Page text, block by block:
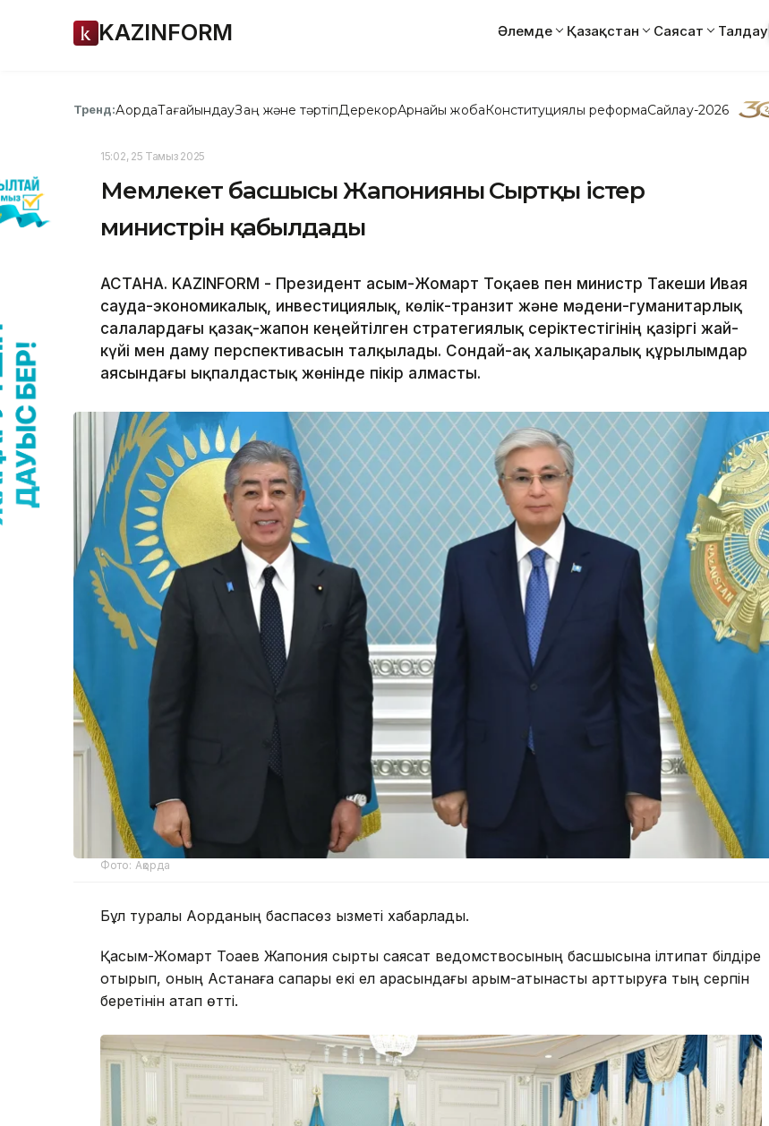
KAZINFORM Әлемде Қазақстан Саясат Талдау
Тренд:АқордаТағайындауЗаң және тәртіпДерекқорАрнайы жобаКонституциялық реформаСайлау-2026
15:02, 25 Тамыз 2025
Мемлекет басшысы Жапонияның Сыртқы істер
министрін қабылдады
АСТАНА. KAZINFORM - Президент Қасым-Жомарт Тоқаев пен министр Такеши Ивая
сауда-экономикалық, инвестициялық, көлік-транзит және мәдени-гуманитарлық
салалардағы қазақ-жапон кеңейтілген стратегиялық серіктестігінің қазіргі жай-
күйі мен даму перспективасын талқылады. Сондай-ақ халықаралық құрылымдар
аясындағы ықпалдастық жөнінде пікір алмасты.
Фото: Ақорда
Бұл туралы Ақорданың баспасөз қызметі хабарлады.
Қасым-Жомарт Тоқаев Жапония сыртқы саясат ведомствосының басшысына ілтипат білдіре
отырып, оның Астанаға сапары екі ел арасындағы қарым-қатынасты арттыруға тың серпін
беретінін атап өтті.